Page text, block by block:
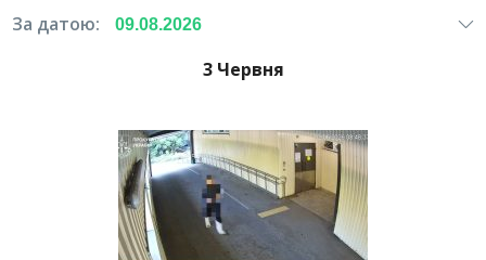
За датою:
3 Червня